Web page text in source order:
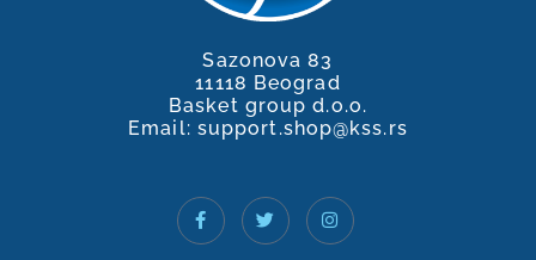
Sazonova 83
11118 Beograd
Basket group d.o.o.
Email: support.shop@kss.rs